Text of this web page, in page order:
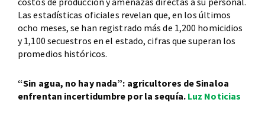
Las estadísticas oficiales revelan que, en los últimos
ocho meses, se han registrado más de 1,200 homicidios
y 1,100 secuestros en el estado, cifras que superan los
promedios históricos.
“Sin agua, no hay nada”: agricultores de Sinaloa
enfrentan incertidumbre por la sequía. Luz Noticias